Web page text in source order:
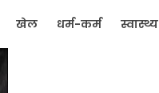
खेल धर्म-कर्म स्वास्थ्य